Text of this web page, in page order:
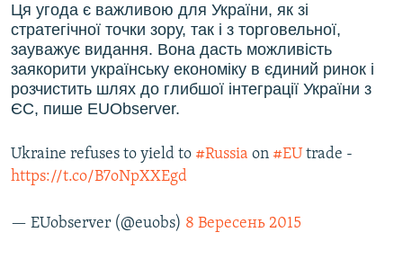
Ця угода є важливою для України, як зі
стратегічної точки зору, так і з торговельної,
зауважує видання. Вона дасть можливість
заякорити українську економіку в єдиний ринок і
розчистить шлях до глибшої інтеграції України з
ЄС, пише EUObserver.
Ukraine refuses to yield to #Russia on #EU trade -
https://t.co/B7oNpXXEgd
— EUobserver (@euobs) 8 Вересень 2015